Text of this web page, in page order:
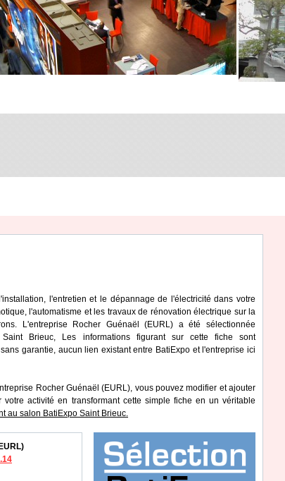
l'entretien et le dépannage de l'électricité dans votre
l'automatisme et les travaux de rénovation électrique sur la
L'entreprise Rocher Guénaël (EURL) a été sélectionnée
Saint Brieuc, Les informations figurant sur cette fiche sont
garantie, aucun lien existant entre BatiExpo et l'entreprise ici
Rocher Guénaël (EURL), vous pouvez modifier et ajouter
votre activité en transformant cette simple fiche en un véritable
au salon BatiExpo Saint Brieuc.